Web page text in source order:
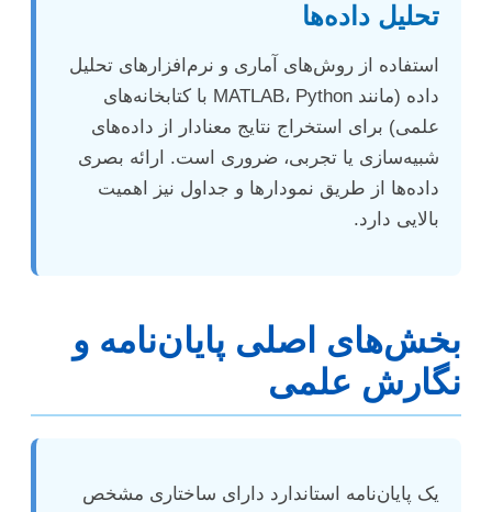
تحلیل داده‌ها
استفاده از روش‌های آماری و نرم‌افزارهای تحلیل
داده (مانند MATLAB، Python با کتابخانه‌های
علمی) برای استخراج نتایج معنادار از داده‌های
شبیه‌سازی یا تجربی، ضروری است. ارائه بصری
داده‌ها از طریق نمودارها و جداول نیز اهمیت
بالایی دارد.
بخش‌های اصلی پایان‌نامه و
نگارش علمی
یک پایان‌نامه استاندارد دارای ساختاری مشخص